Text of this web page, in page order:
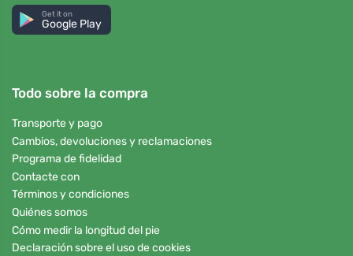
Get it on
Google Play
Todo sobre la compra
Transporte y pago
Cambios, devoluciones y reclamaciones
Programa de fidelidad
Contacte con
Términos y condiciones
Quiénes somos
Cómo medir la longitud del pie
Declaración sobre el uso de cookies